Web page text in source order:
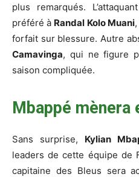
plus remarqués.
préféré à Randal Kolo Muani
forfait sur blessure. Autre
Camavinga, qui ne figure
saison compliquée.
Mbappé mènera
Sans surprise, Kylian
leaders de cette équipe de
capitaine des Bleus sera